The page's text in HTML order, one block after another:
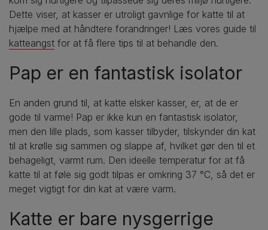
Dette viser, at kasser er utroligt gavnlige for katte til at
hjælpe med at håndtere forandringer! Læs vores guide til
katteangst for at få flere tips til at behandle den.
Pap er en fantastisk isolator
En anden grund til, at katte elsker kasser, er, at de er
gode til varme! Pap er ikke kun en fantastisk isolator,
men den lille plads, som kasser tilbyder, tilskynder din kat
til at krølle sig sammen og slappe af, hvilket gør den til et
behageligt, varmt rum. Den ideelle temperatur for at få
katte til at føle sig godt tilpas er omkring 37 °C, så det er
meget vigtigt for din kat at være varm.
Katte er bare nysgerrige